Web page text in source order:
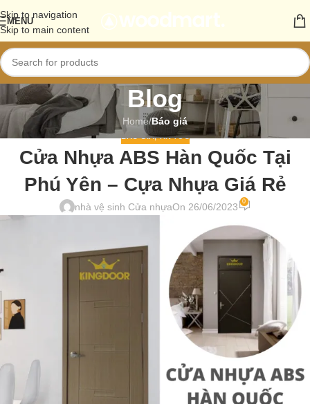
Skip to navigation
Skip to main content
MENU
Blog
Home/Báo giá
BÁO GIÁ,TIN TỨC
Cửa Nhựa ABS Hàn Quốc Tại
Phú Yên – Cựa Nhựa Giá Rẻ
nhà vệ sinh Cửa nhựaOn 26/06/2023 0